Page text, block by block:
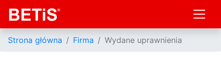
Strona główna Firma Wydane uprawnienia